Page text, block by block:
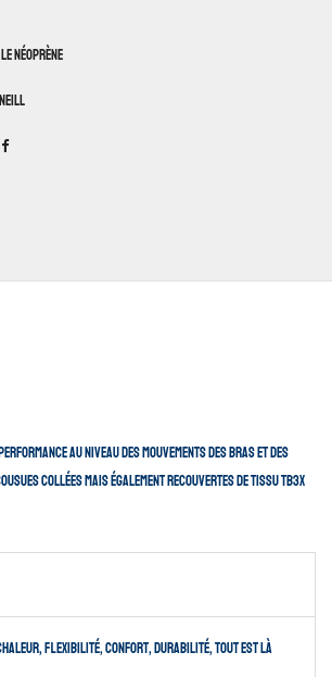
Le Néoprène
au niveau des mouvements des bras et des
collées mais également recouvertes de tissu TB3X
Chaleur, flexibilité, confort, durabilité, tout est là